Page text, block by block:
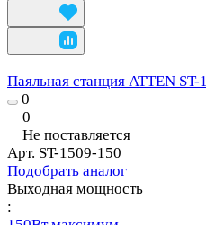
Паяльная станция ATTEN
0
0
Не поставляется
Арт. ST-1509-150
Подобрать аналог
Выходная мощность
: